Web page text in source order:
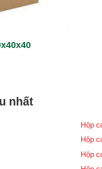
nhất
Hộp
Hộp
Hộp